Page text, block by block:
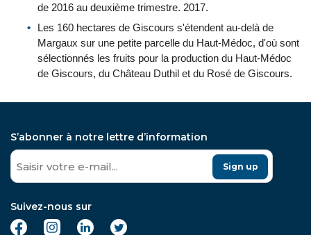
de 2016 au deuxième trimestre. 2017.
Les 160 hectares de Giscours s'étendent au-delà de
Margaux sur une petite parcelle du Haut-Médoc, d'où sont
sélectionnés les fruits pour la production du Haut-Médoc
de Giscours, du Château Duthil et du Rosé de Giscours.
S’abonner à notre lettre d’information
Sign up
Suivez-nous sur